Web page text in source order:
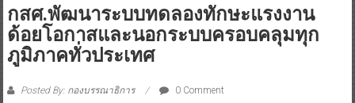
กสศ.พัฒนาระบบทดลองทักษะแรงงาน
ด้อยโอกาสและนอกระบบครอบคลุมทุก
ภูมิภาคทั่วประเทศ
Posted By: กองบรรณาธิการ 0 Comment